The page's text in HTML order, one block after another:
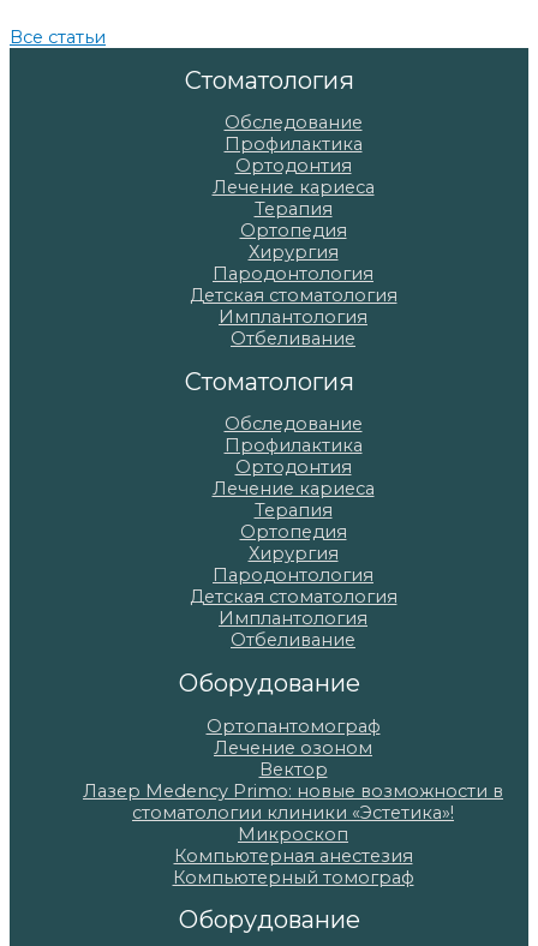
Все статьи
Стоматология
Обследование
Профилактика
Ортодонтия
Лечение кариеса
Терапия
Ортопедия
Хирургия
Пародонтология
Детская стоматология
Имплантология
Отбеливание
Стоматология
Обследование
Профилактика
Ортодонтия
Лечение кариеса
Терапия
Ортопедия
Хирургия
Пародонтология
Детская стоматология
Имплантология
Отбеливание
Оборудование
Ортопантомограф
Лечение озоном
Вектор
Лазер Medency Primo: новые возможности в
стоматологии клиники «Эстетика»!
Микроскоп
Компьютерная анестезия
Компьютерный томограф
Оборудование